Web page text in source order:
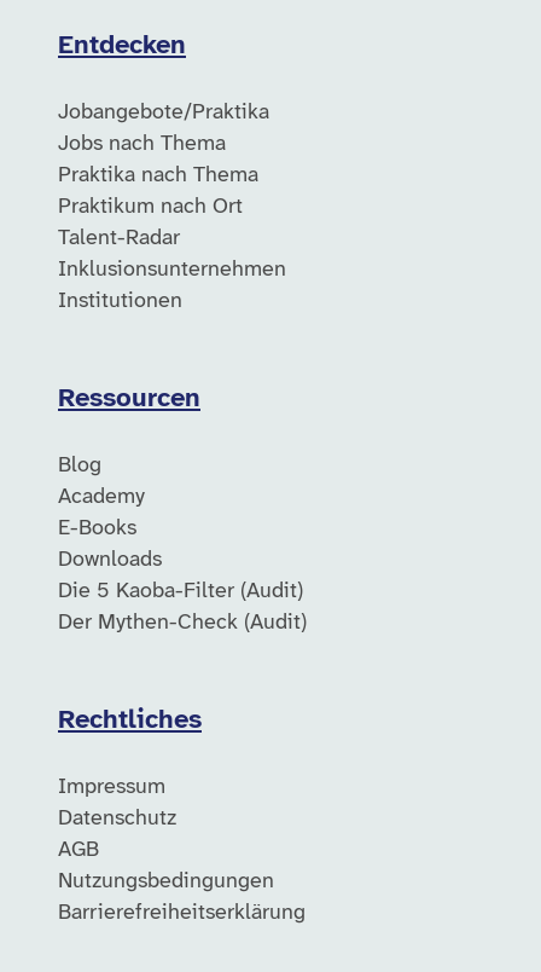
Entdecken
Jobangebote/Praktika
Jobs nach Thema
Praktika nach Thema
Praktikum nach Ort
Talent-Radar
Inklusionsunternehmen
Institutionen
Ressourcen
Blog
Academy
E-Books
Downloads
Die 5 Kaoba-Filter (Audit)
Der Mythen-Check (Audit)
Rechtliches
Impressum
Datenschutz
AGB
Nutzungsbedingungen
Barrierefreiheitserklärung